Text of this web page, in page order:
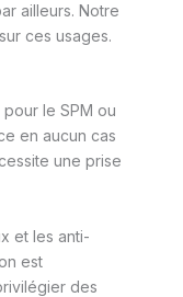
ailleurs. Notre
ces usages.
pour le SPM ou
en aucun cas
une prise
et les anti-
est
des